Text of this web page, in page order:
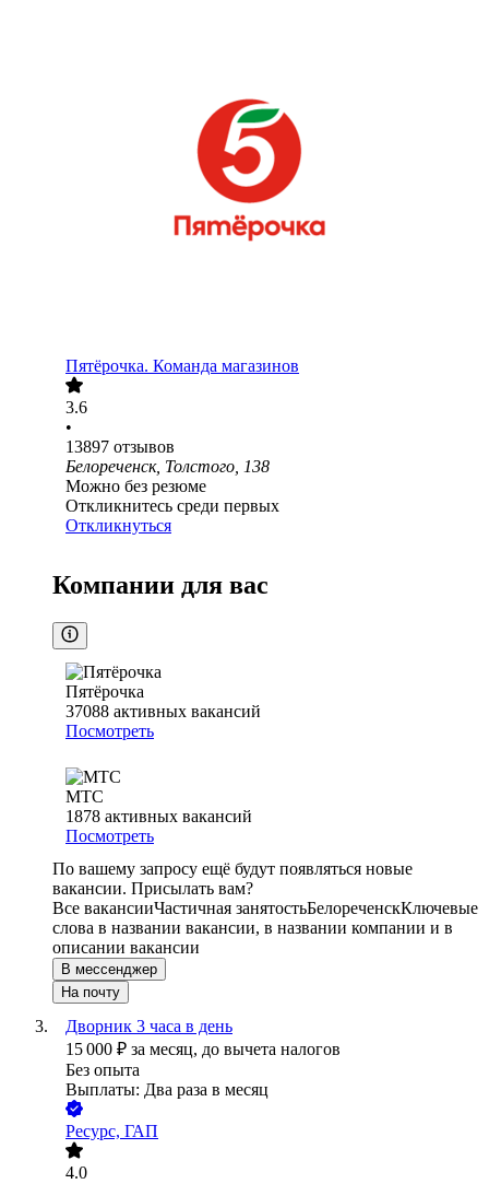
Пятёрочка. Команда магазинов
3.6
•
13897 отзывов
Белореченск, Толстого, 138
Можно без резюме
Откликнитесь среди первых
Откликнуться
Компании для вас
Пятёрочка
37088 активных вакансий
Посмотреть
МТС
1878 активных вакансий
Посмотреть
По вашему запросу ещё будут появляться новые
вакансии. Присылать вам?
Все вакансииЧастичная занятостьБелореченскКлючевые
слова в названии вакансии, в названии компании и в
описании вакансии
В мессенджер
На почту
Дворник 3 часа в день
15 000 ₽ за месяц, до вычета налогов
Без опыта
Выплаты: Два раза в месяц
Ресурс, ГАП
4.0